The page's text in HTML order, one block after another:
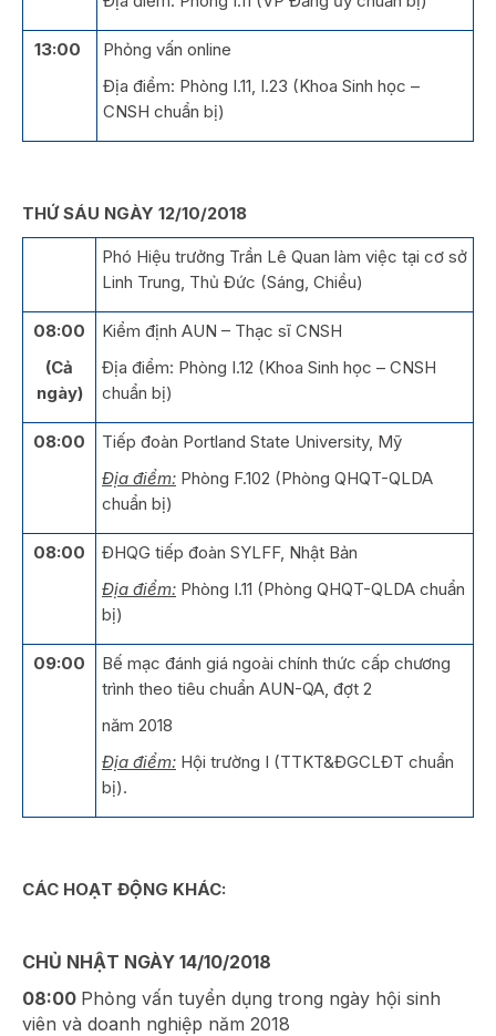
13:00
Phỏng vấn online
Địa điểm: Phòng I.11, I.23 (Khoa Sinh học –
CNSH chuẩn bị)
THỨ SÁU NGÀY 12/10/2018
Phó Hiệu trưởng Trần Lê Quan làm việc tại cơ sở
Linh Trung, Thủ Đức (Sáng, Chiều)
08:00
(Cả
ngày)
Kiểm định AUN – Thạc sĩ CNSH
Địa điểm: Phòng I.12 (Khoa Sinh học – CNSH
chuẩn bị)
08:00
Tiếp đoàn Portland State University, Mỹ
Địa điểm: Phòng F.102 (Phòng QHQT-QLDA
chuẩn bị)
08:00
ĐHQG tiếp đoàn SYLFF, Nhật Bản
Địa điểm: Phòng I.11 (Phòng QHQT-QLDA chuẩn
bị)
09:00
Bế mạc đánh giá ngoài chính thức cấp chương
trình theo tiêu chuẩn AUN-QA, đợt 2
năm 2018
Địa điểm: Hội trường I (TTKT&ĐGCLĐT chuẩn
bị).
CÁC HOẠT ĐỘNG KHÁC:
CHỦ NHẬT NGÀY 14/10/2018
08:00 Phỏng vấn tuyển dụng trong ngày hội sinh
viên và doanh nghiệp năm 2018